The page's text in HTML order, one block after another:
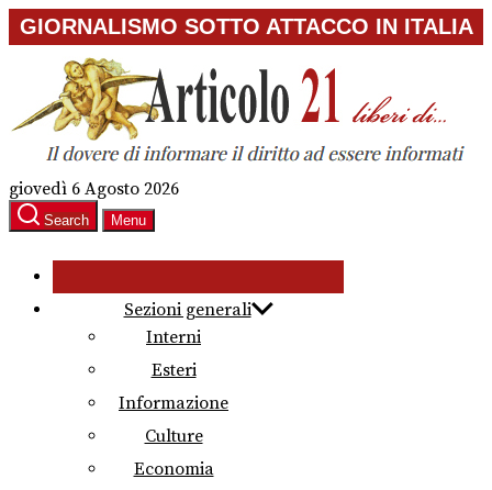
Skip
to
content
GIORNALISMO SOTTO ATTACCO IN ITALIA
giovedì 6 Agosto 2026
Search Menu
Sezioni generali
Interni
Esteri
Informazione
Culture
Economia